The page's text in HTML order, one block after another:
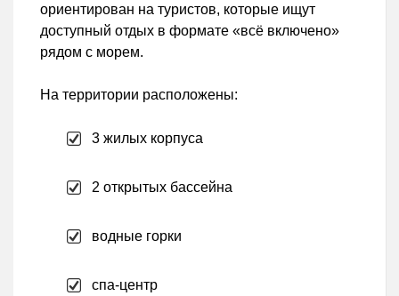
ориентирован на туристов, которые ищут
доступный отдых в формате «всё включено»
рядом с морем.
На территории расположены:
3 жилых корпуса
2 открытых бассейна
водные горки
спа-центр